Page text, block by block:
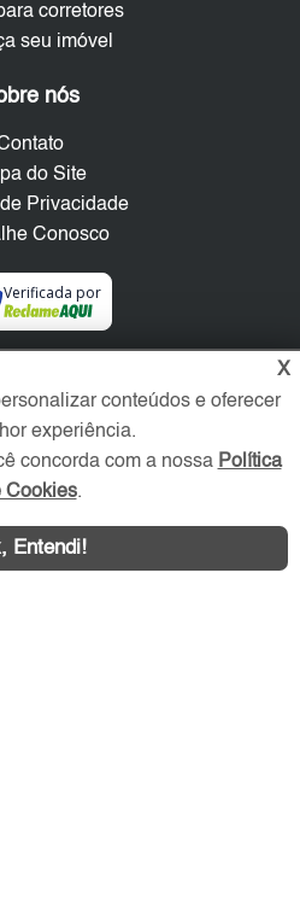
corretores
seu imóvel
nós
do Site
Privacidade
Conosco
Verificada por
X
conteúdos e oferecer
experiência.
concorda com a nossa Política
Cookies.
Entendi!